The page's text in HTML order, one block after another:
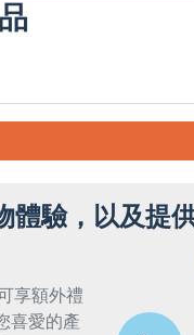
驗，以及提
享額外禮
喜愛的產